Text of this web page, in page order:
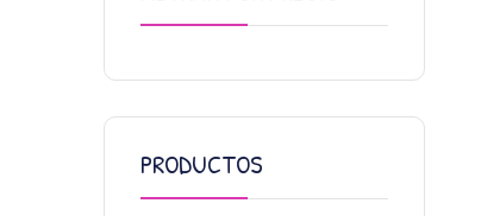
PRODUCTOS